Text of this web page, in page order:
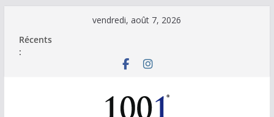
contenu
vendredi, août 7, 2026
Récents
: